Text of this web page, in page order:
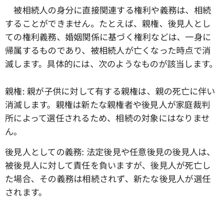
被相続人の身分に直接関連する権利や義務は、相続
することができません。たとえば、親権、後見人とし
ての権利義務、婚姻関係に基づく権利などは、一身に
帰属するものであり、被相続人が亡くなった時点で消
滅します。具体的には、次のようなものが該当します。
親権: 親が子供に対して有する親権は、親の死亡に伴い
消滅します。親権は新たな親権者や後見人が家庭裁判
所によって選任されるため、相続の対象にはなりませ
ん。
後見人としての義務: 法定後見や任意後見の後見人は、
被後見人に対して責任を負いますが、後見人が死亡し
た場合、その義務は相続されず、新たな後見人が選任
されます。